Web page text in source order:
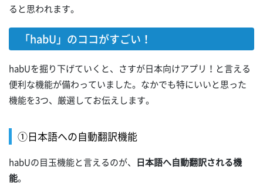
ると思われます。
「habU」のココがすごい！
habUを掘り下げていくと、さすが日本向けアプリ！と言える
便利な機能が備わっていました。なかでも特にいいと思った
機能を3つ、厳選してお伝えします。
①日本語への自動翻訳機能
habUの目玉機能と言えるのが、 日本語へ自動翻訳される機
能。